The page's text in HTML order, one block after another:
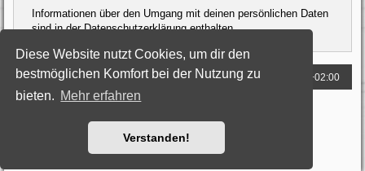
Diese Website nutzt Cookies, um dir den
bestmöglichen Komfort bei der Nutzung zu
bieten. Mehr erfahren
Verstanden!
Informationen über den Umgang mit deinen persönlichen Daten
sind in der Datenschutzerklärung enthalten.
Foren-Übersicht Alle Zeiten sind UTC+02:00
Powered byphpBB® Forum Software © phpBB Limited
Deutsche Übersetzung durchphpBB.de
Style: Black-Silver by Joyce&Luna
phpBB-Style-Design
Nutzungsbedingungen